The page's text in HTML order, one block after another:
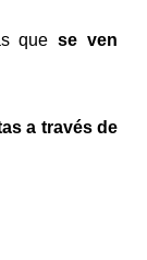
quese ven
a través de